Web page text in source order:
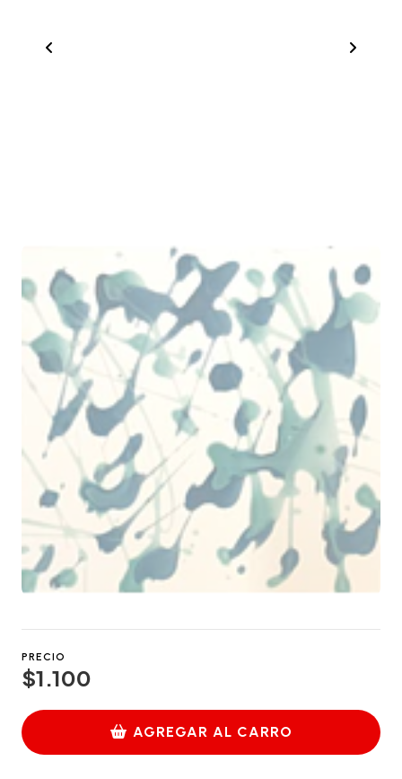
PRECIO
$1.100
AGREGAR AL CARRO